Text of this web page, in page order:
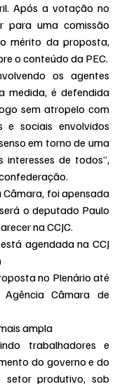
Após a votação no
para uma comissão
mérito da proposta,
o conteúdo da PEC.
os agentes
medida, é defendida
sem atropelo com
e sociais envolvidos
em torno de uma
de todos”,
foi apensada
o deputado Paulo
na CCJC.
agendada na CCJ
no Plenário até
Câmara de
ampla
trabalhadores e
do governo e do
setor produtivo, sob